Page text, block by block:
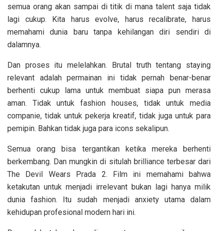
semua orang akan sampai di titik di mana talent saja tidak
lagi cukup. Kita harus evolve, harus recalibrate, harus
memahami dunia baru tanpa kehilangan diri sendiri di
dalamnya.
Dan proses itu melelahkan. Brutal truth tentang staying
relevant adalah permainan ini tidak pernah benar-benar
berhenti cukup lama untuk membuat siapa pun merasa
aman. Tidak untuk fashion houses, tidak untuk media
companie, tidak untuk pekerja kreatif, tidak juga untuk para
pemipin. Bahkan tidak juga para icons sekalipun.
Semua orang bisa tergantikan ketika mereka berhenti
berkembang. Dan mungkin di situlah brilliance terbesar dari
The Devil Wears Prada 2. Film ini memahami bahwa
ketakutan untuk menjadi irrelevant bukan lagi hanya milik
dunia fashion. Itu sudah menjadi anxiety utama dalam
kehidupan profesional modern hari ini.